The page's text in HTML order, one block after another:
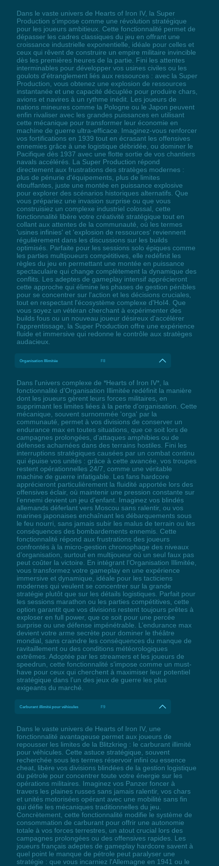
Dans le vaste univers de Hearts of Iron IV, la Super
Production s'impose comme une révolution stratégique
pour les joueurs ambitieux. Cette fonctionnalité permet de
dépasser les cadres classiques du jeu en offrant une
croissance industrielle exponentielle, idéale pour celles et
ceux qui rêvent de construire un empire militaire invincible
dès les premières heures de la partie. Fini les attentes
interminables pour développer vos usines civiles ou les
goulots d'étranglement liés aux ressources : avec la Super
Production, vous obtenez une explosion de ressources
instantanée et une capacité décuplée pour produire chars,
avions et navires à un rythme inédit. Les joueurs de
nations mineures comme la Pologne ou le Japon peuvent
enfin rivaliser avec les grandes puissances en utilisant
cette mécanique pour transformer leur économie en
machine de guerre ultra-efficace. Imaginez-vous renforcer
vos fortifications en 1939 tout en écrasant les offensives
ennemies grâce à une logistique débridée, ou dominer le
Pacifique dès 1937 avec une flotte sortie de vos chantiers
navals accélérés. La Super Production répond
directement aux frustrations des stratèges modernes :
plus de pénurie d'équipements, plus de limites
étouffantes, juste une montée en puissance explosive
pour explorer des scénarios historiques alternatifs. Que
vous prépariez une invasion surprise ou que vous
construisiez un complexe industriel colossal, cette
fonctionnalité libère votre créativité stratégique tout en
collant aux attentes de la communauté, où les termes
'usines infinies' et 'explosion de ressources' reviennent
régulièrement dans les discussions sur les builds
optimisés. Parfaite pour les sessions solo épiques comme
les parties multijoueurs compétitives, elle redéfinit les
règles du jeu en permettant une montée en puissance
spectaculaire qui change complètement la dynamique des
conflits. Les adeptes de gameplay intensif apprécieront
cette approche qui élimine les phases de gestion pénibles
pour se concentrer sur l'action et les décisions cruciales,
tout en respectant l'écosystème complexe d'HoI4. Que
vous soyez un vétéran cherchant à expérimenter des
builds fous ou un nouveau joueur désireux d'accélérer
l'apprentissage, la Super Production offre une expérience
fluide et immersive qui redonne le contrôle aux stratèges
audacieux.
Organisation Illimitée F8
Dans l'univers complexe de *Hearts of Iron IV*, la
fonctionnalité d’Organisation Illimitée redéfinit la manière
dont les joueurs gèrent leurs forces militaires, en
supprimant les limites liées à la perte d’organisation. Cette
mécanique, souvent surnommée 'orga' par la
communauté, permet à vos divisions de conserver un
endurance max en toutes situations, que ce soit lors de
campagnes prolongées, d’attaques amphibies ou de
défenses acharnées dans des terrains hostiles. Fini les
interruptions stratégiques causées par un combat continu
qui épuise vos unités : grâce à cette avancée, vos troupes
restent opérationnelles 24/7, comme une véritable
machine de guerre infatigable. Les fans hardcore
apprécieront particulièrement la fluidité apportée lors des
offensives éclair, où maintenir une pression constante sur
l’ennemi devient un jeu d’enfant. Imaginez vos blindés
allemands déferlant vers Moscou sans ralentir, ou vos
marines japonaises enchaînant les débarquements sous
le feu nourri, sans jamais subir les malus de terrain ou les
conséquences des bombardements ennemis. Cette
fonctionnalité répond aux frustrations des joueurs
confrontés à la micro-gestion chronophage des niveaux
d’organisation, surtout en multijoueur où un seul faux pas
peut coûter la victoire. En intégrant l’Organisation Illimitée,
vous transformez votre gameplay en une expérience
immersive et dynamique, idéale pour les tacticiens
modernes qui veulent se concentrer sur la grande
stratégie plutôt que sur les détails logistiques. Parfait pour
les sessions marathon ou les parties compétitives, cette
option garantit que vos divisions restent toujours prêtes à
exploser en full power, que ce soit pour une percée
surprise ou une défense impénétrable. L’endurance max
devient votre arme secrète pour dominer le théâtre
mondial, sans craindre les conséquences du manque de
ravitaillement ou des conditions météorologiques
extrêmes. Adoptée par les streamers et les joueurs de
speedrun, cette fonctionnalité s’impose comme un must-
have pour ceux qui cherchent à maximiser leur potentiel
stratégique dans l’un des jeux de guerre les plus
exigeants du marché.
Carburant illimité pour véhicules F9
Dans le vaste univers de Hearts of Iron IV, une
fonctionnalité avantageuse permet aux joueurs de
repousser les limites de la Blitzkrieg : le carburant illimité
pour véhicules. Cette astuce stratégique, souvent
recherchée sous les termes réservoir infini ou essence
cheat, libère vos divisions blindées de la gestion logistique
du pétrole pour concentrer toute votre énergie sur les
opérations militaires. Imaginez vos Panzer foncer à
travers les plaines russes sans jamais ralentir, vos chars
et unités motorisées opérant avec une mobilité sans fin
qui défie les mécaniques traditionnelles du jeu.
Concrètement, cette fonctionnalité modifie le système de
consommation de carburant pour offrir une autonomie
totale à vos forces terrestres, un atout crucial lors des
campagnes prolongées ou des offensives rapides. Les
joueurs français adeptes de gameplay hardcore savent à
quel point le manque de pétrole peut paralyser une
stratégie : que vous incarniez l'Allemagne en 1941 ou le